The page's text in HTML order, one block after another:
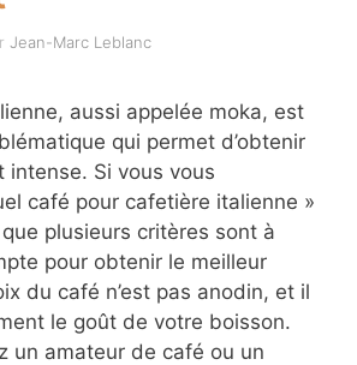
Jean-Marc Leblanc
aussi appelée moka, est
qui permet d’obtenir
intense. Si vous vous
café pour cafetière italienne »
plusieurs critères sont à
pour obtenir le meilleur
du café n’est pas anodin, et il
le goût de votre boisson.
un amateur de café ou un